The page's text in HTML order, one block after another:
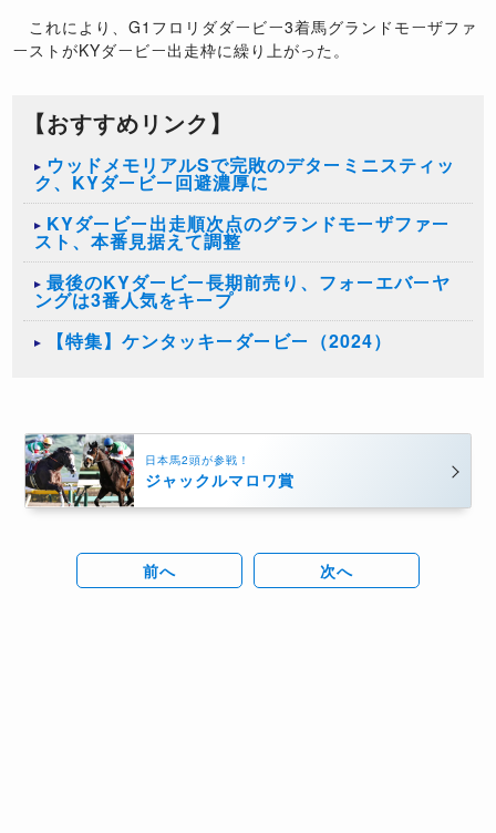
これにより、G1フロリダダービー3着馬グランドモーザファ
ーストがKYダービー出走枠に繰り上がった。
【おすすめリンク】
ウッドメモリアルSで完敗のデターミニスティッ
ク、KYダービー回避濃厚に
KYダービー出走順次点のグランドモーザファー
スト、本番見据えて調整
最後のKYダービー長期前売り、フォーエバーヤ
ングは3番人気をキープ
【特集】ケンタッキーダービー（2024）
日本馬2頭が参戦！
ジャックルマロワ賞
前へ 次へ